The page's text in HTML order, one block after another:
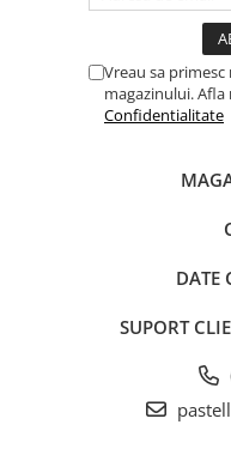
Vreau sa
magazinului.
Confidentialitate
DATE
SUPORT